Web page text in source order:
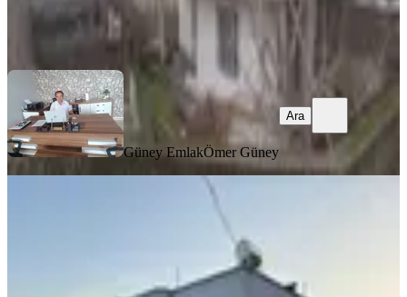
Güney Emlak Ömer Güney
Güney EmlakÖmer Güney
Ara
Dulkadiroğlu, Namık Kemal Mahallesi
·160 m²·10.02.2026